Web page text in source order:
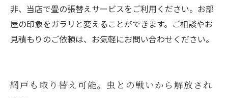
非、当店で畳の張替えサービスをご利用ください。お部
屋の印象をガラリと変えることができます。ご相談やお
見積もりのご依頼は、お気軽にお問い合わせください。
網戸も取り替え可能。虫との戦いから解放され